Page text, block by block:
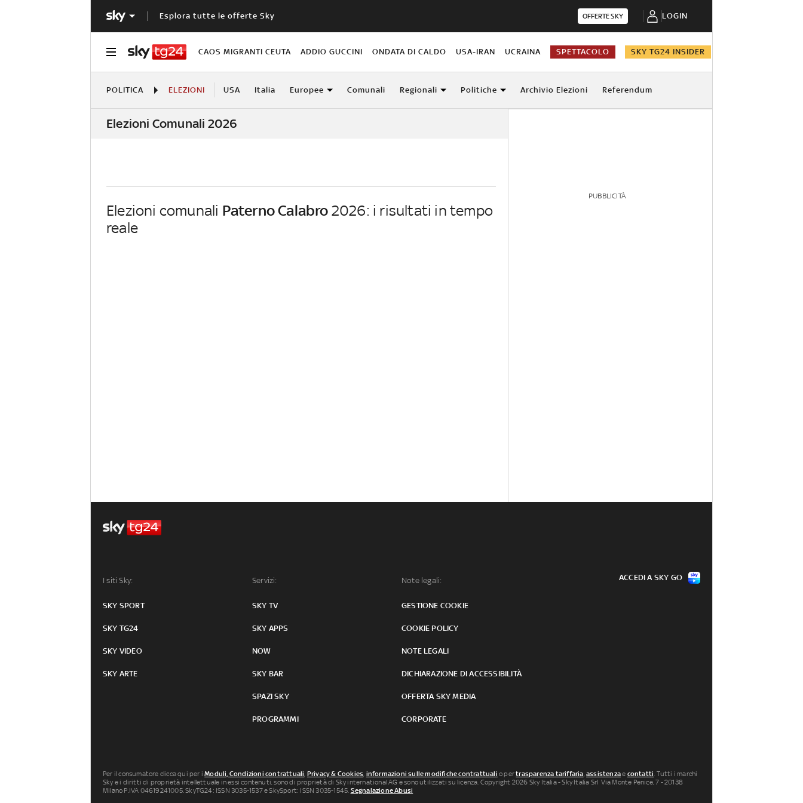
Esplora tutte le offerte Sky OFFERTE SKY LOGIN
CAOS MIGRANTI CEUTA ADDIO GUCCINI ONDATA DI CALDO USA-IRAN UCRAINA SPETTACOLO SKY TG24 INSIDER
POLITICA ELEZIONI USA Italia Europee Comunali Regionali Politiche Archivio Elezioni Referendum
Elezioni Comunali 2026
Elezioni comunali Paterno Calabro 2026: i risultati in tempo
reale
PUBBLICITÀ
I siti Sky:
SKY SPORT
SKY TG24
SKY VIDEO
SKY ARTE
Servizi:
SKY TV
SKY APPS
NOW
SKY BAR
SPAZI SKY
PROGRAMMI
Note legali:
GESTIONE COOKIE
COOKIE POLICY
NOTE LEGALI
DICHIARAZIONE DI ACCESSIBILITÀ
OFFERTA SKY MEDIA
CORPORATE
ACCEDI A SKY GO
Per il consumatore clicca qui per iModuli, Condizioni contrattuali, Privacy & Cookies, informazioni sulle modifiche contrattuali o pertrasparenza tariffaria,assistenzae contatti. Tutti i marchi
Sky e i diritti di proprietà intellettuale in essi contenuti, sono di proprietà di Sky international AG e sono utilizzati su licenza. Copyright 2026 Sky Italia - Sky Italia Srl Via Monte Penice, 7 - 20138
Milano P.IVA 04619241005. SkyTG24: ISSN 3035-1537 e SkySport: ISSN 3035-1545. Segnalazione Abusi